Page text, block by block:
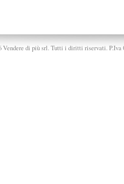
Vendere di più srl. Tutti i diritti riservati. P.Iva